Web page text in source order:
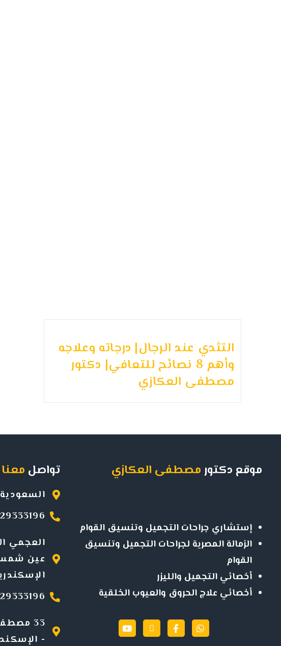
التثدي عند الرجال| درجاته وعلاجه
وأهم 8 نصائح للتعافي| دكتور
مصطفى العكازي
موقع دكتورمصطفى العكازي
إستشاري جراحات التجميل وتنسيق القوام
الزمالة المصرية لجراحات التجميل وتنسيق
القوام
أخصائي التجميل والليزر
أخصائي علاج الحروق والعيوب الخلقية
تواصل معنا
العجمي
عين شمس
33
-